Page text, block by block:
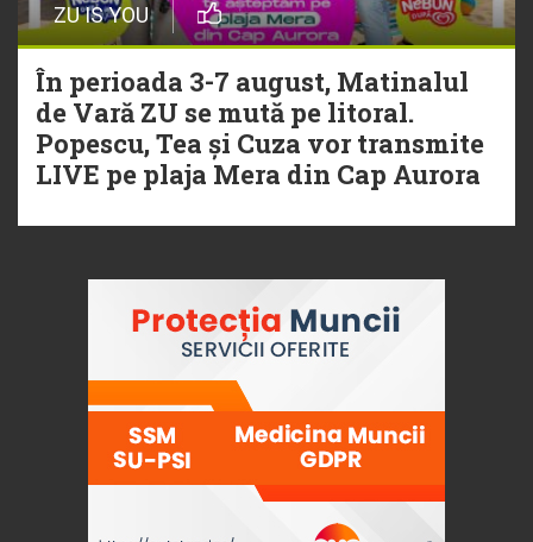
ZU IS YOU
În perioada 3-7 august, Matinalul
de Vară ZU se mută pe litoral.
Popescu, Tea și Cuza vor transmite
LIVE pe plaja Mera din Cap Aurora